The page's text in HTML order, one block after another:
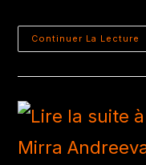
Continuer La Lecture